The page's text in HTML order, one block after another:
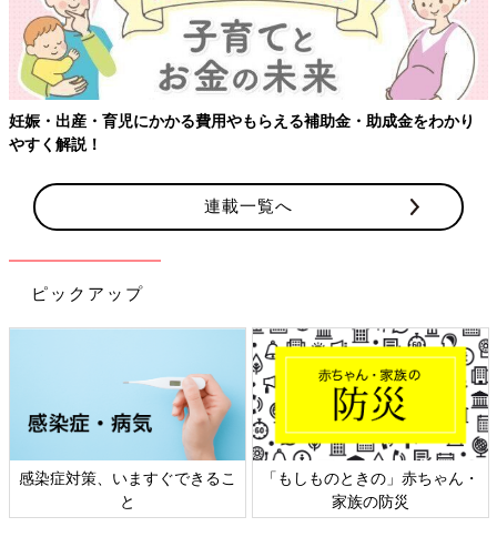
妊娠・出産・育児にかかる費用やもらえる補助金・助成金をわかり
やすく解説！
連載一覧へ
ピックアップ
感染症対策、いますぐできるこ
と
「もしものときの」赤ちゃん・
家族の防災